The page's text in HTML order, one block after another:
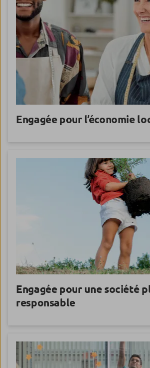
Engagée pour l’économie
Engagée pour une société
responsable